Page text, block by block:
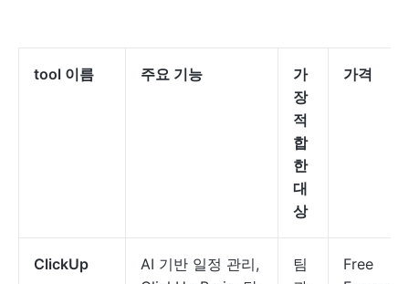
tool 이름 주요 기능
가
장
적
합
한
대
상
가격
ClickUp
AI 기반 일정 관리,
팀
Free